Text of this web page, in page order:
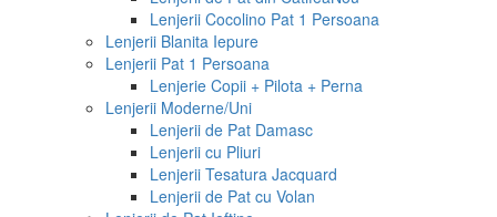
Lenjerii Cocolino Pat 1 Persoana
Lenjerii Blanita Iepure
Lenjerii Pat 1 Persoana
Lenjerie Copii + Pilota + Perna
Lenjerii Moderne/Uni
Lenjerii de Pat Damasc
Lenjerii cu Pliuri
Lenjerii Tesatura Jacquard
Lenjerii de Pat cu Volan